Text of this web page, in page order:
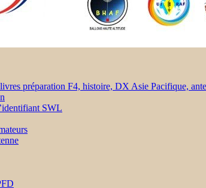
préparation F4, histoire, DX Asie Pacifique,
SWL